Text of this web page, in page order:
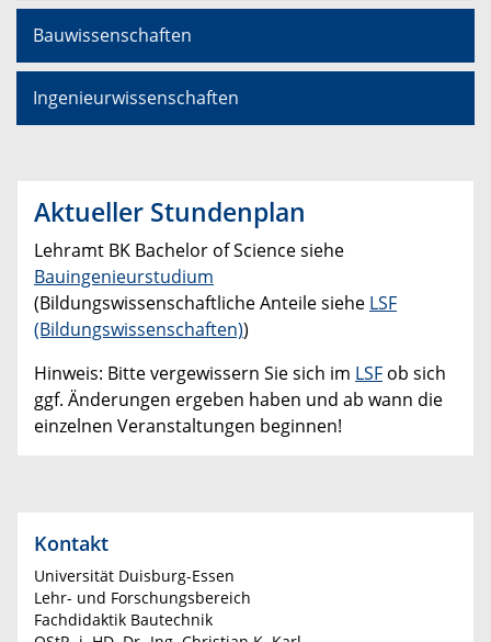
Bauwissenschaften
Ingenieurwissenschaften
Aktueller Stundenplan
Lehramt BK Bachelor of Science siehe
Bauingenieurstudium
(Bildungswissenschaftliche Anteile siehe LSF
(Bildungswissenschaften))
Hinweis: Bitte vergewissern Sie sich im LSF ob sich
ggf. Änderungen ergeben haben und ab wann die
einzelnen Veranstaltungen beginnen!
Kontakt
Universität Duisburg-Essen
Lehr- und Forschungsbereich
Fachdidaktik Bautechnik